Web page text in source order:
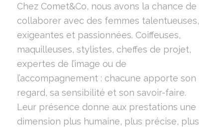
Chez Comet&Co, nous avons la chance de
collaborer avec des femmes talentueuses,
exigeantes et passionnées. Coiffeuses,
maquilleuses, stylistes, cheffes de projet,
expertes de l’image ou de
l’accompagnement : chacune apporte son
regard, sa sensibilité et son savoir-faire.
Leur présence donne aux prestations une
dimension plus humaine, plus précise, plus